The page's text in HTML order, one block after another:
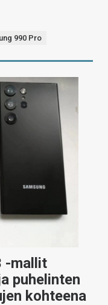
990 Pro
-mallit
puhelinten
kohteena